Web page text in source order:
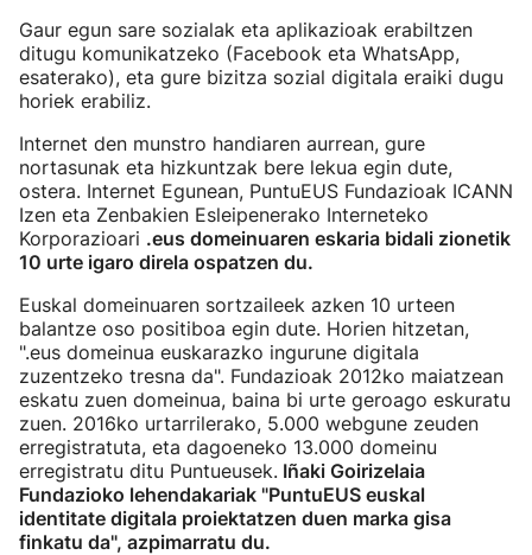
Gaur egun sare sozialak eta aplikazioak erabiltzen
ditugu komunikatzeko (Facebook eta WhatsApp,
esaterako), eta gure bizitza sozial digitala eraiki dugu
horiek erabiliz.
Internet den munstro handiaren aurrean, gure
nortasunak eta hizkuntzak bere lekua egin dute,
ostera. Internet Egunean, PuntuEUS Fundazioak ICANN
Izen eta Zenbakien Esleipenerako Interneteko
Korporazioari .eus domeinuaren eskaria bidali zionetik
10 urte igaro direla ospatzen du.
Euskal domeinuaren sortzaileek azken 10 urteen
balantze oso positiboa egin dute. Horien hitzetan,
".eus domeinua euskarazko ingurune digitala
zuzentzeko tresna da". Fundazioak 2012ko maiatzean
eskatu zuen domeinua, baina bi urte geroago eskuratu
zuen. 2016ko urtarrilerako, 5.000 webgune zeuden
erregistratuta, eta dagoeneko 13.000 domeinu
erregistratu ditu Puntueusek. Iñaki Goirizelaia
Fundazioko lehendakariak "PuntuEUS euskal
identitate digitala proiektatzen duen marka gisa
finkatu da", azpimarratu du.